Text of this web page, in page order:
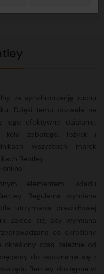
za synchronizację ruchu
Dzięki temu pozwala na
jego efektywne działanie.
zębatego, łożysk i
wszystkich marek
Bentley.
online
elementem układu
Regularna wymiana
utrzymania prawidłowej
Zaleca się, aby wymiana
co określony
czas, zależnie od
do zapoznania się z
Bentley dostępne w